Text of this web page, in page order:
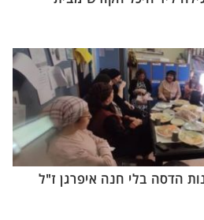
הדסה בלי חנה איפרגן ז"ל